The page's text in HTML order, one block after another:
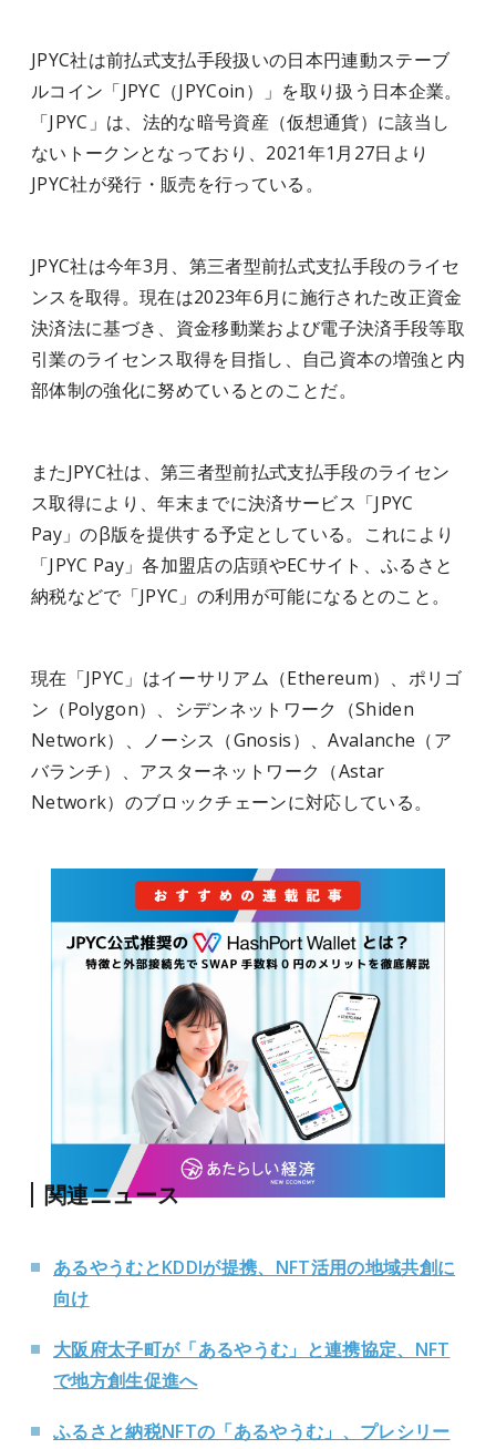
JPYC社は前払式支払手段扱いの日本円連動ステーブ
ルコイン「JPYC（JPYCoin）」を取り扱う日本企業。
「JPYC」は、法的な暗号資産（仮想通貨）に該当し
ないトークンとなっており、2021年1月27日より
JPYC社が発行・販売を行っている。
JPYC社は今年3月、第三者型前払式支払手段のライセ
ンスを取得。現在は2023年6月に施行された改正資金
決済法に基づき、資金移動業および電子決済手段等取
引業のライセンス取得を目指し、自己資本の増強と内
部体制の強化に努めているとのことだ。
またJPYC社は、第三者型前払式支払手段のライセン
ス取得により、年末までに決済サービス「JPYC
Pay」のβ版を提供する予定としている。これにより
「JPYC Pay」各加盟店の店頭やECサイト、ふるさと
納税などで「JPYC」の利用が可能になるとのこと。
現在「JPYC」はイーサリアム（Ethereum）、ポリゴ
ン（Polygon）、シデンネットワーク（Shiden
Network）、ノーシス（Gnosis）、Avalanche（ア
バランチ）、アスターネットワーク（Astar
Network）のブロックチェーンに対応している。
関連ニュース
あるやうむとKDDIが提携、NFT活用の地域共創に
向け
大阪府太子町が「あるやうむ」と連携協定、NFT
で地方創生促進へ
ふるさと納税NFTの「あるやうむ」、プレシリー